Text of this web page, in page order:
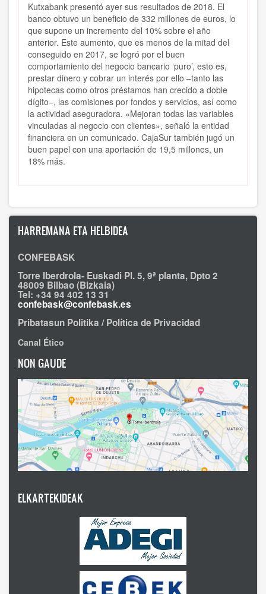
Kutxabank presentó ayer sus resultados de 2018. El
banco obtuvo un beneficio de 332 millones de euros, lo
que supone un incremento del 10% sobre el año
anterior. Este aumento, que es menos de la mitad del
conseguido en 2017, se logró por el buen
comportamiento del negocio bancario ‘puro’, esto es,
prestar dinero y cobrar un interés por ello –tanto las
hipotecas como otros préstamos han crecido a doble
dígito–, las comisiones por fondos y servicios, así como
la actividad aseguradora. «Mejoran todas las variables
vinculadas al negocio con clientes», señaló la entidad
financiera en un comunicado. CajaSur también jugó un
buen papel con una aportación de 19,5 millones, un
18% más.
HARREMANA ETA HELBIDEA
CONFEBASK
Torre Iberdrola- Euskadi Pl. 5, 9ª planta, Dpto 2
48009 Bilbao (Bizkaia)
Tel: +34 94 402 13 31
confebask@confebask.es
Pribatasun Politika / Política de Privacidad
Canal Ético
NON GAUDE
ELKARTEKIDEAK